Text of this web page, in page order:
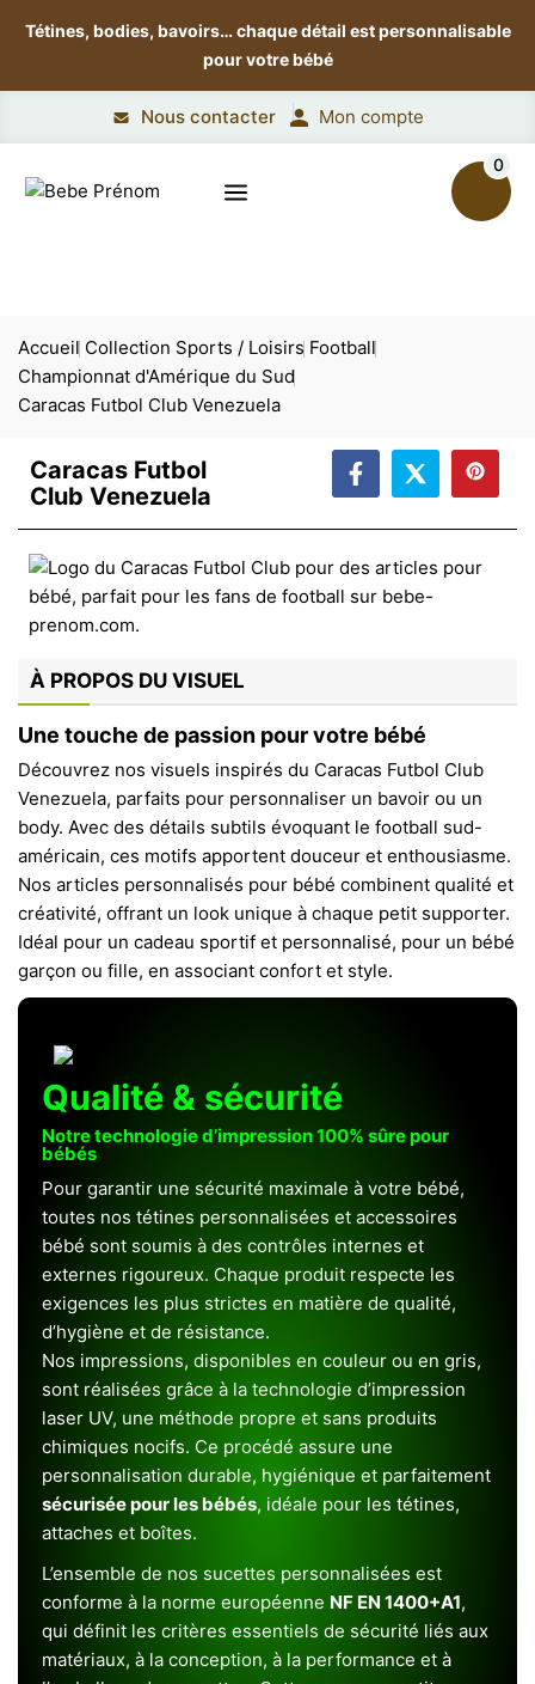
Tétines, bodies, bavoirs…chaque détail est personnalisable
pour votre bébé
Nous contacter Mon compte
0
Accueil Collection Sports / Loisirs Football
Championnat d'Amérique du Sud
Caracas Futbol Club Venezuela
Caracas Futbol
Club Venezuela
À PROPOS DU VISUEL
Une touche de passion pour votre bébé
Découvrez nos visuels inspirés du Caracas Futbol Club
Venezuela, parfaits pour personnaliser un bavoir ou un
body. Avec des détails subtils évoquant le football sud-
américain, ces motifs apportent douceur et enthousiasme.
Nos articles personnalisés pour bébé combinent qualité et
créativité, offrant un look unique à chaque petit supporter.
Idéal pour un cadeau sportif et personnalisé, pour un bébé
garçon ou fille, en associant confort et style.
Qualité & sécurité
Notre technologie d’impression 100% sûre pour
bébés
Pour garantir une sécurité maximale à votre bébé,
toutes nos tétines personnalisées et accessoires
bébé sont soumis à des contrôles internes et
externes rigoureux. Chaque produit respecte les
exigences les plus strictes en matière de qualité,
d’hygiène et de résistance.
Nos impressions, disponibles en couleur ou en gris,
sont réalisées grâce à la technologie d’impression
laser UV, une méthode propre et sans produits
chimiques nocifs. Ce procédé assure une
personnalisation durable, hygiénique et parfaitement
sécurisée pour les bébés, idéale pour les tétines,
attaches et boîtes.
L’ensemble de nos sucettes personnalisées est
conforme à la norme européenne NF EN 1400+A1,
qui définit les critères essentiels de sécurité liés aux
matériaux, à la conception, à la performance et à